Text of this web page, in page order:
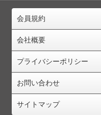
会員規約
会社概要
プライバシーポリシー
お問い合わせ
サイトマップ